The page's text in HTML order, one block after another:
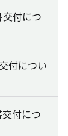
付につ
付につい
付につ